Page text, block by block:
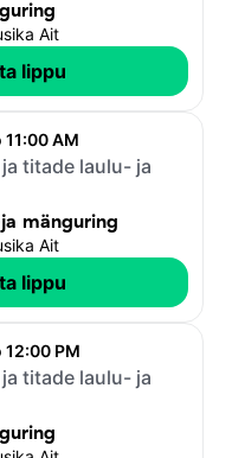
Ait
lippu
AM
titade laulu- ja
mänguring
Ait
lippu
12:00 PM
titade laulu- ja